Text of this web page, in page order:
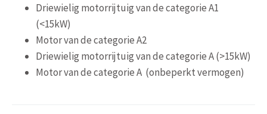
Driewielig motorrijtuig van de categorie A1
(<15kW)
Motor van de categorie A2
Driewielig motorrijtuig van de categorie A (>15kW)
Motor van de categorie A (onbeperkt vermogen)